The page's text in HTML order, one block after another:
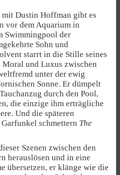
mit Dustin Hoffman gibt es
vor dem Aquarium in
Swimmingpool der
Sohn und
starrt in die Stille seines
und Luxus zwischen
unter der ewig
Sonne. Er dümpelt
durch den Pool,
die einzige ihm erträgliche
Und die späteren
schmettern The
Szenen zwischen den
herauslösen und in eine
übersetzen, er klänge wie die